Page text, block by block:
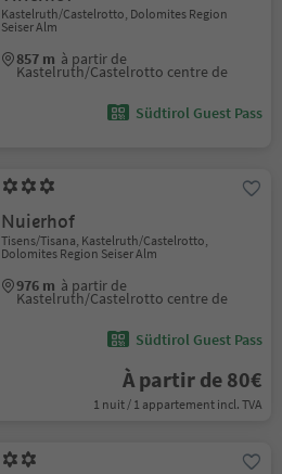
Kastelruth/Castelrotto, Dolomites Region
Seiser Alm
857 m à partir de
Kastelruth/Castelrotto centre de
Südtirol Guest Pass
Nuierhof
Tisens/Tisana, Kastelruth/Castelrotto,
Dolomites Region Seiser Alm
976 m à partir de
Kastelruth/Castelrotto centre de
Südtirol Guest Pass
À partir de 80€
1 nuit / 1 appartement incl. TVA